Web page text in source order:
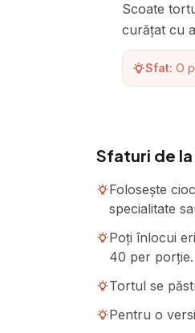
Scoate
curățat cu
Sfat: O
Sfaturi de
Folosește
specialitate
Poți înlocui
40 per porție.
Tortul se
Pentru o